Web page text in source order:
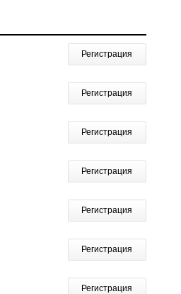
Регистрация
Регистрация
Регистрация
Регистрация
Регистрация
Регистрация
Регистрация